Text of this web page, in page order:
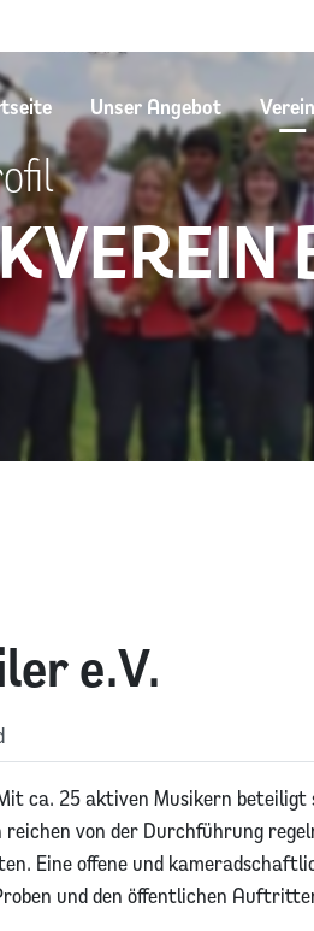
Unser Angebot
e.V.
ca. 25 aktiven Musikern beteiligt
von der Durchführung
Eine offene und
und den öffentlichen